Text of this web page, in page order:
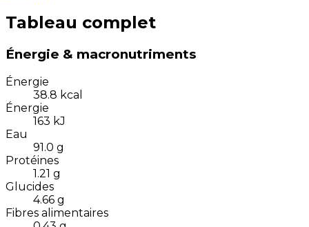
Tableau complet
Énergie & macronutriments
Énergie
38.8 kcal
Énergie
163 kJ
Eau
91.0 g
Protéines
1.21 g
Glucides
4.66 g
Fibres alimentaires